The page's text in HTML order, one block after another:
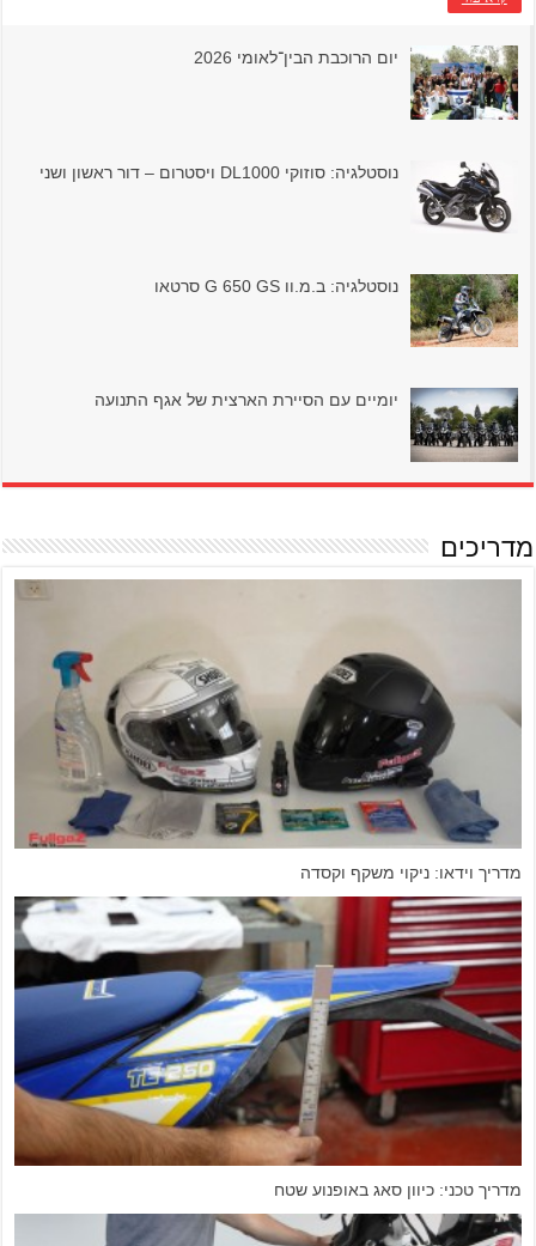
יום הרוכבת הבין־לאומי 2026
נוסטלגיה: סוזוקי DL1000 ויסטרום – דור ראשון ושני
נוסטלגיה: ב.מ.וו G 650 GS סרטאו
יומיים עם הסיירת הארצית של אגף התנועה
מדריכים
חניית דו-גלגלי בניגוד לחוק וההשלכות הכספיות הצפויות
טכני: קוויקשיפטר – מעביר הילוכים מהיר